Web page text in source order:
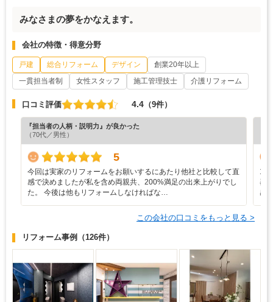
みなさまの夢をかなえます。
会社の特徴・得意分野
戸建 総合リフォーム デザイン
創業20年以上
一貫担当者制
女性スタッフ 施工管理技士 介護リフォーム
口コミ評価 4.4 （9件）
『担当者の人柄・説明力』が良かった
（70代／男性）
5
今回は実家のリフォームをお願いするにあたり他社と比較して直
感で決めましたが私を含め両親共、200%満足の出来上がりでし
た。 今後は他もリフォームしなければな…
1ヶ
器
感
この会社の口コミをもっと見る >
リフォーム事例 （126件）